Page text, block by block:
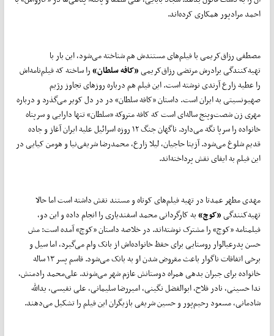
احمد مرادپور همکاری کرده‌اند.
مصطفی رزاق‌کریمی با فیلم‌های مستندش هم شناخته می‌شود، این بار با
تهیه‌کنندگی برادرش مرتضی رزاق‌کریمی«کافه سلطان»را ساخته که فیلم‌نامه‌اش
را عطیه زارع آرندی نوشته است. این فیلم هم درباره روزهای تجاوز رژیم
صهیونسیتی به ایران است. داستان «کافه سلطان» در در دل کویر می‌گذرد و درباره
مهری زن شصت‌وپنج ساله‌ای است که کافه متروکه «سلطان» تنها دارایی و سرپناه
خانواده را سرپا نگه می‌دارد. ناگهان جنگ ۱۲ روزه اسرائیل علیه ایران آغاز و جاده
قدیم شلوغ می‌شود. آزیتا حاجیان، لیلا زارع، محمدرضا شریفی‌نیا و هومن کیایی در
این فیلم به ایفای نقش پرداخته‌اند.
مهدی مطهر عمدتا در تهیه فیلم‌های کوتاه و مستند نقش داشته است اما حالا
تهیه‌کنندگی«کوچ»به کارگردانی محمد اسفندیاری را انجام داده و این دو،
فیلمنامه «کوچ» را مشترک نوشته‌اند. در خلاصه‌ داستان «کوچ» آمده است: مش
حسن پدرعیالوار روستایی برای حفظ خانواده‌اش از بانک وام می‌گیرد، اما سیل و
برخی اتفاقات ناگوار باعث مقروض شدن او به بانک می‌شود. قاسم پسر ۱۳ ساله
خانواده برای جبران بدهی همراه دوستانش عازم شهر می‌شوند. علی‌محمد رادمنش،
ندا حسینی، نادر فلاح،‌ ابوالفضل نگینی، امیررضا سلیمانی، علی نفیسی، یدالله
شادمانی، مسعود رحیم‌پور و حسین شریفی بازیگران این فیلم را تشکیل می‌دهند.